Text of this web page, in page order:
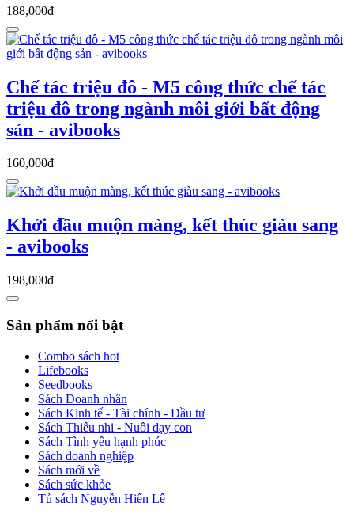
188,000đ
Chế tác triệu đô - M5 công thức chế tác
triệu đô trong ngành môi giới bất động
sản - avibooks
160,000đ
Khởi đầu muộn màng, kết thúc giàu sang
- avibooks
198,000đ
Sản phẩm nổi bật
Combo sách hot
Lifebooks
Seedbooks
Sách Doanh nhân
Sách Kinh tế - Tài chính - Đầu tư
Sách Thiếu nhi - Nuôi dạy con
Sách Tình yêu hạnh phúc
Sách doanh nghiệp
Sách mới về
Sách sức khỏe
Tủ sách Nguyễn Hiến Lê